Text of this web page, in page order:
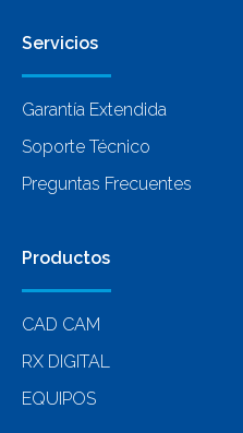
Servicios
Garantía Extendida
Soporte Técnico
Preguntas Frecuentes
Productos
CAD CAM
RX DIGITAL
EQUIPOS